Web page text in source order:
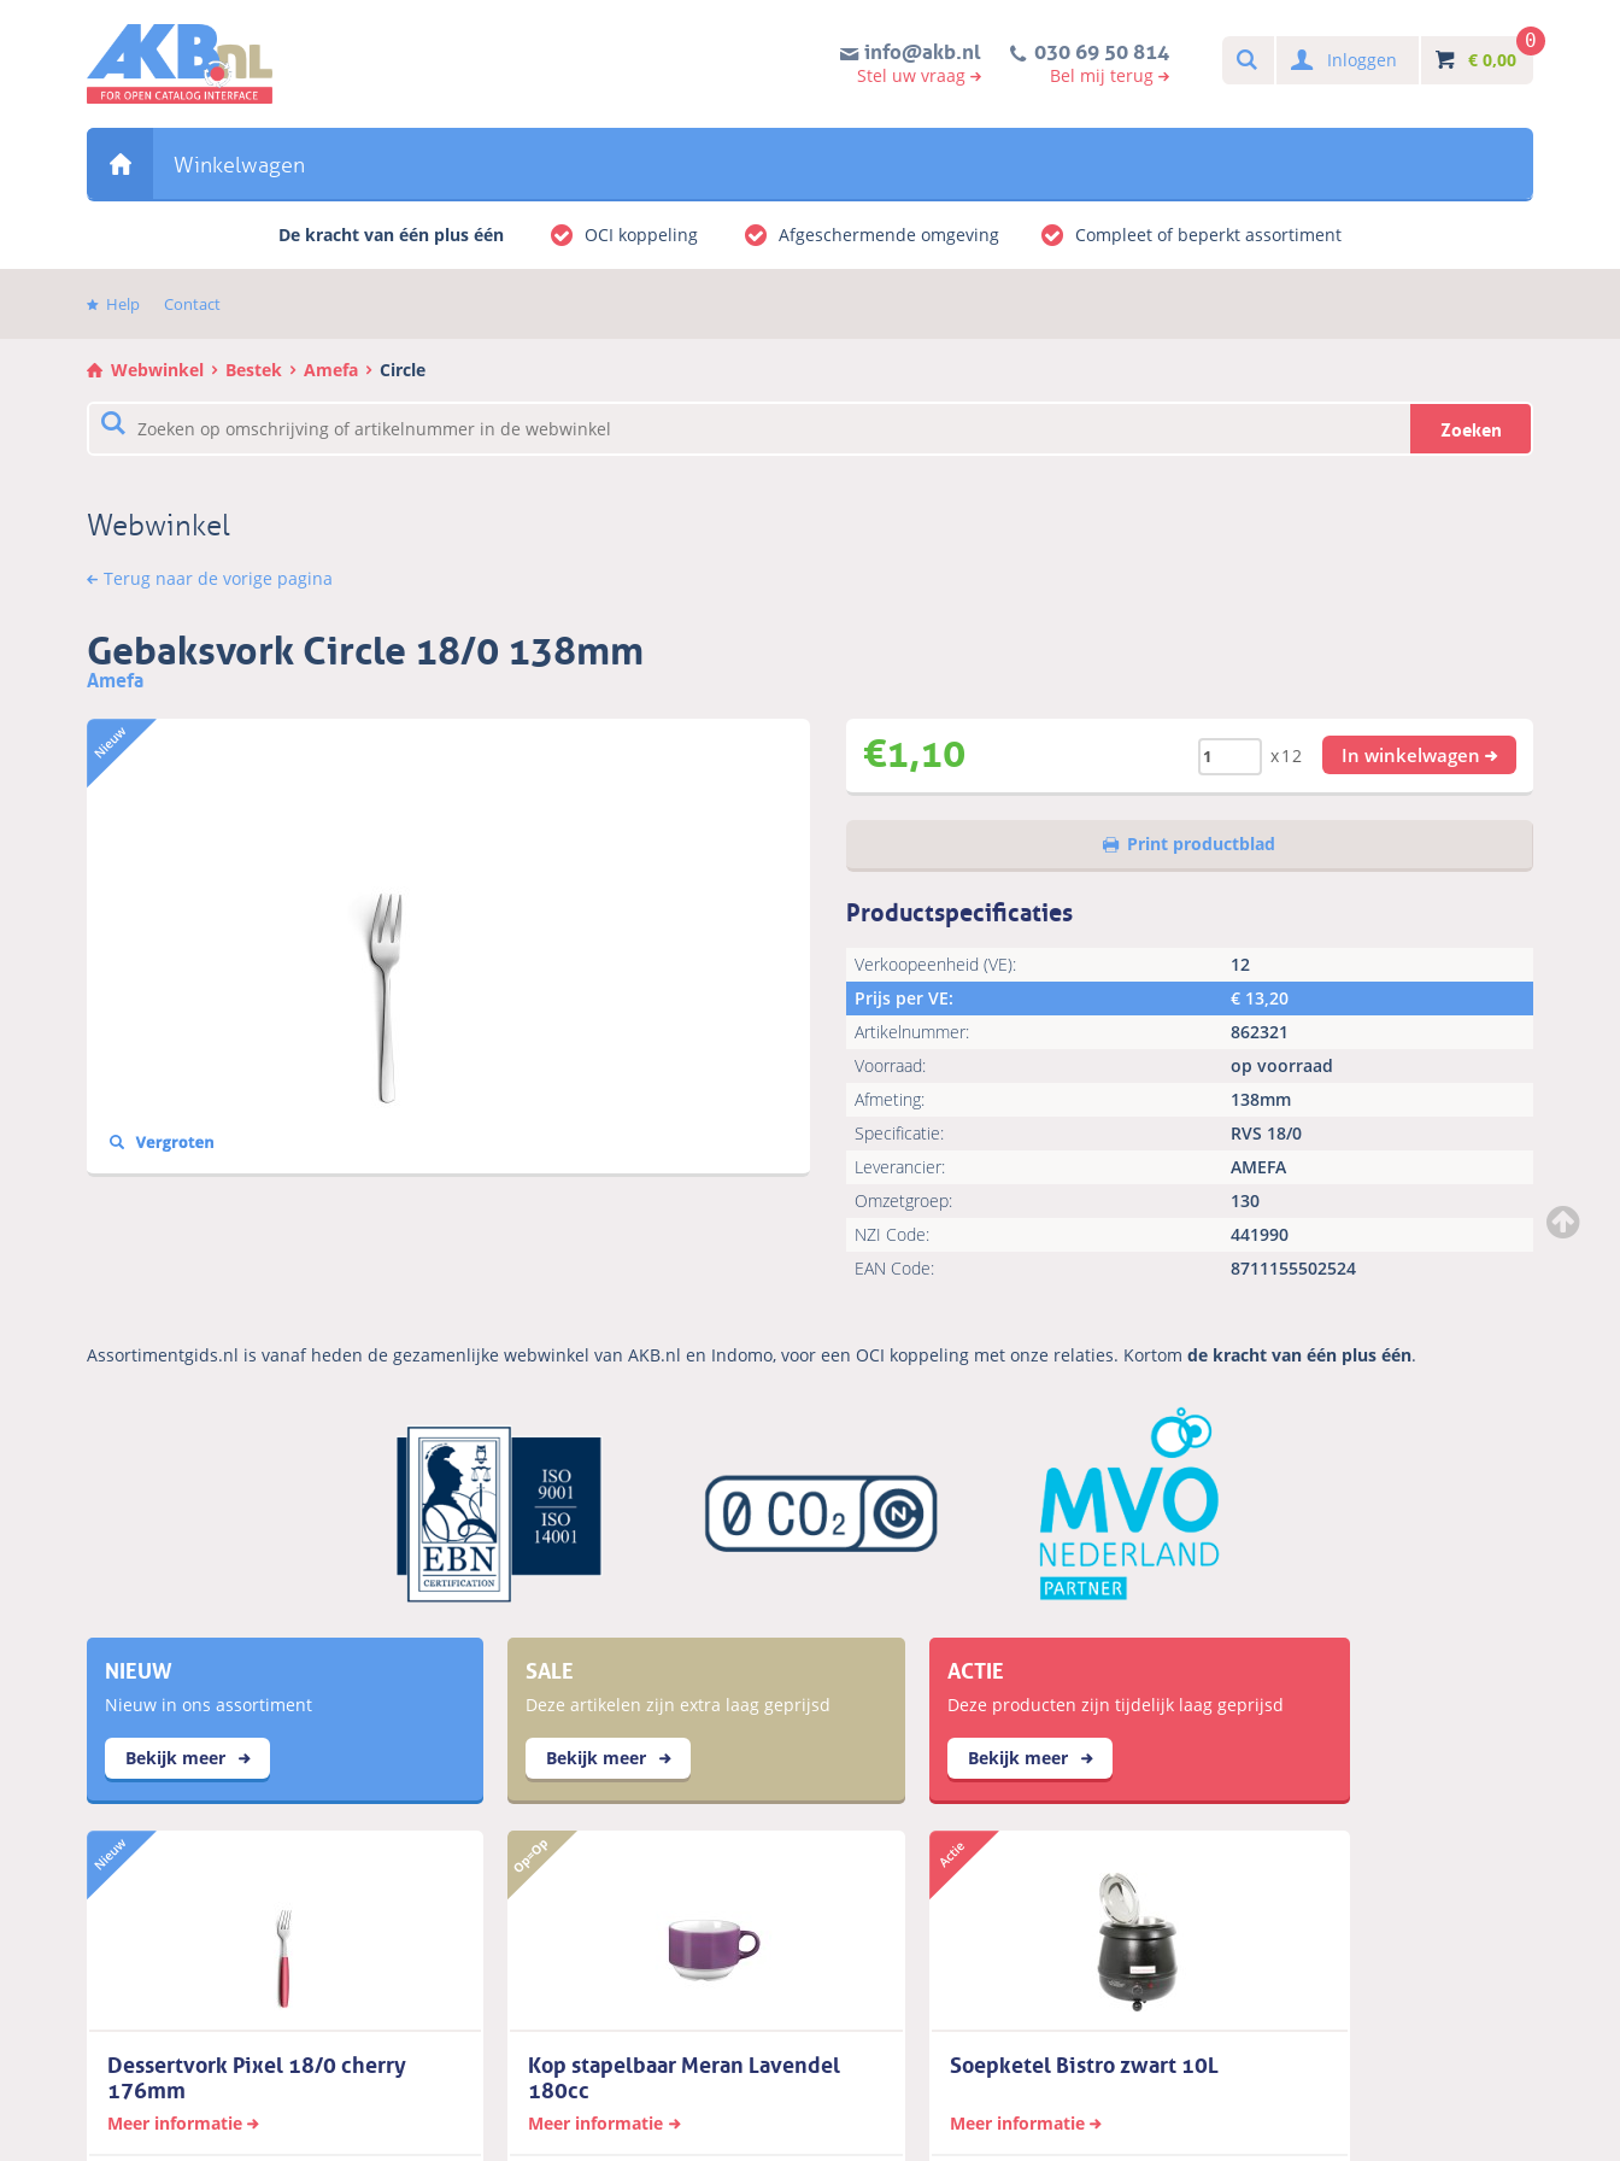
Direct
het
hoofdmenu
info@akb.nl
Stel uw vraag
030 69 50 814
Bel mij terug
SearchInloggen € 0,00
0
Winkelwagen
De kracht van één plus één OCI koppeling Afgeschermende omgeving Compleet of beperkt assortiment
Help Contact
Webwinkel Bestek Amefa Circle
Zoeken
Webwinkel
Terug naar de vorige pagina
Gebaksvork Circle 18/0 138mm
Amefa
€1,10 x12 In winkelwagen
Print productblad
Productspecificaties
Verkoopeenheid (VE):
12
Prijs per VE:
€ 13,20
Artikelnummer:
862321
Voorraad:
op voorraad
Afmeting:
138mm
Specificatie:
RVS 18/0
Leverancier:
AMEFA
Omzetgroep:
130
NZI Code:
441990
EAN Code:
8711155502524
Assortimentgids.nl is vanaf heden de gezamenlijke webwinkel van AKB.nl en Indomo, voor een OCI koppeling met onze relaties. Kortom de kracht van één plus één.
NIEUW
Nieuw in ons assortiment
Bekijk meer
Dessertvork Pixel 18/0 cherry
176mm
Meer informatie
SALE
Deze artikelen zijn extra laag geprijsd
Bekijk meer
Kop stapelbaar Meran Lavendel
180cc
Meer informatie
ACTIE
Deze producten zijn tijdelijk laag geprijsd
Bekijk meer
Soepketel Bistro zwart 10L
Meer informatie